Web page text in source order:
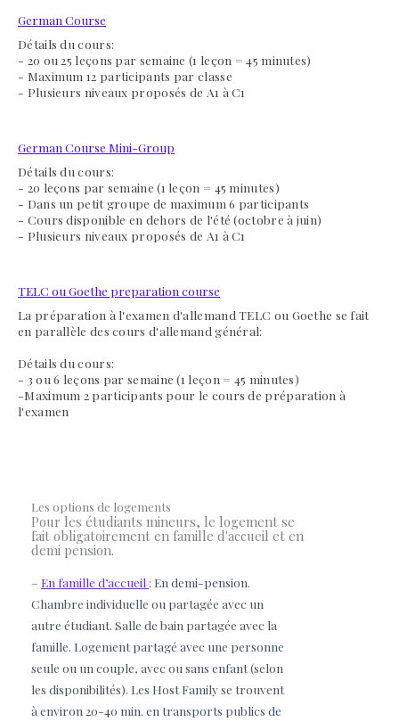
German Course
Détails du cours:
- 20 ou 25 leçons par semaine (1 leçon = 45 minutes)
- Maximum 12 participants par classe
- Plusieurs niveaux proposés de A1 à C1
German Course Mini-Group
Détails du cours:
- 20 leçons par semaine (1 leçon = 45 minutes)
- Dans un petit groupe de maximum 6 participants
- Cours disponible en dehors de l'été (octobre à juin)
- Plusieurs niveaux proposés de A1 à C1
TELC ou Goethe preparation course
La préparation à l'examen d'allemand TELC ou Goethe se fait
en parallèle des cours d'allemand général:
Détails du cours:
- 3 ou 6 leçons par semaine(1 leçon = 45 minutes)
-Maximum 2 participants pour le cours de préparation à
l'examen
Les options de logements
Pour les étudiants mineurs, le logement se
fait obligatoirement en famille d'accueil et en
demi pension.
– En famille d’accueil : En demi-pension.
Chambre individuelle ou partagée avec un
autre étudiant. Salle de bain partagée avec la
famille. Logement partagé avec une personne
seule ou un couple, avec ou sans enfant (selon
les disponibilités). Les Host Family se trouvent
à environ 20-40 min. en transports publics de